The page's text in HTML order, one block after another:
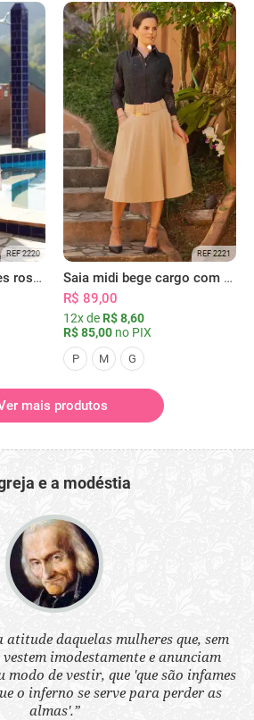
REF 2220
Saia midi branca flores rosas com bolsos
REF 2221
Saia midi bege cargo com bolsos
R$ 89,00
12x de R$ 8,60
R$ 85,00 no PIX
P M G
mais produtos
e a modéstia
atitude daquelas mulheres que, sem
imodestamente e anunciam
modo de vestir, que 'que são infames
o inferno se serve para perder as
almas'.”